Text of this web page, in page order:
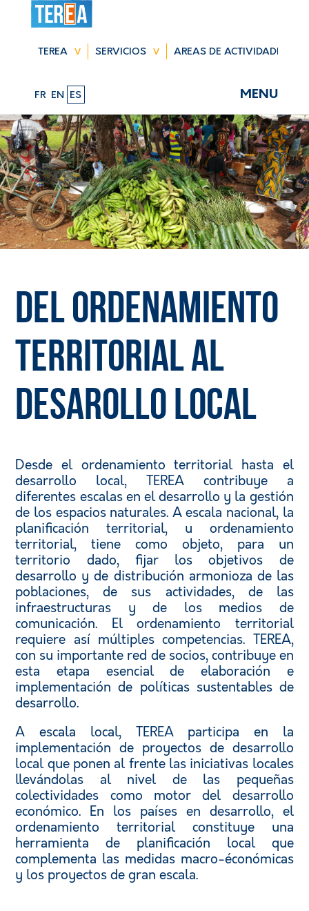
navegación
TEREA SERVICIOS AREAS DE ACTIVIDADES
FR EN ES MENU
Del ordenamiento
territorial al
desarollo local
Desde el ordenamiento territorial hasta el
desarrollo local, TEREA contribuye a
diferentes escalas en el desarrollo y la gestión
de los espacios naturales. A escala nacional, la
planificación territorial, u ordenamiento
territorial, tiene como objeto, para un
territorio dado, fijar los objetivos de
desarrollo y de distribución armonioza de las
poblaciones, de sus actividades, de las
infraestructuras y de los medios de
comunicación. El ordenamiento territorial
requiere así múltiples competencias. TEREA,
con su importante red de socios, contribuye en
esta etapa esencial de elaboración e
implementación de políticas sustentables de
desarrollo.
A escala local, TEREA participa en la
implementación de proyectos de desarrollo
local que ponen al frente las iniciativas locales
llevándolas al nivel de las pequeñas
colectividades como motor del desarrollo
económico. En los países en desarrollo, el
ordenamiento territorial constituye una
herramienta de planificación local que
complementa las medidas macro-éconómicas
y los proyectos de gran escala.